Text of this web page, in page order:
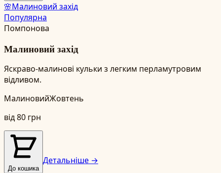
🌸Малиновий захід
Популярна
Помпонова
Малиновий захід
Яскраво-малинові кульки з легким перламутровим
відливом.
МалиновийЖовтень
від80 грн
До кошика
Детальніше →